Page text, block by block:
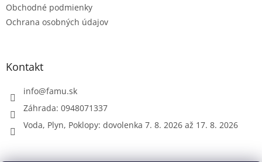
Obchodné podmienky
Ochrana osobných údajov
Kontakt
info@famu.sk
Záhrada: 0948071337
Voda, Plyn, Poklopy: dovolenka 7. 8. 2026 až 17. 8. 2026